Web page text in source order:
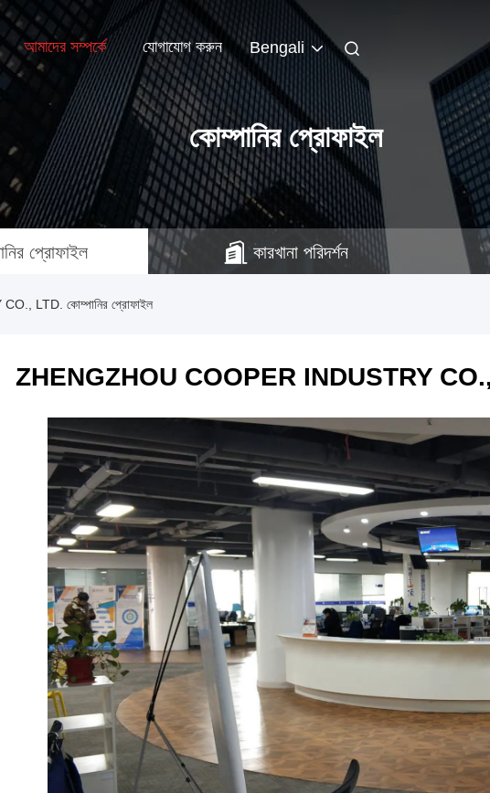
আমাদের সম্পর্কে যোগাযোগ করুন Bengali
কোম্পানির প্রোফাইল
প্রোফাইল কারখানা পরিদর্শন
LTD. কোম্পানির প্রোফাইল
ZHENGZHOU COOPER INDUSTRY